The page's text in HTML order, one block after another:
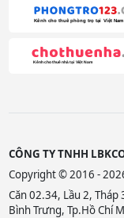
CÔNG TY TNHH
Copyright © 2016 -
Căn 02.34, Lầu 2, Tháp
Bình Trưng, Tp.Hồ Chí